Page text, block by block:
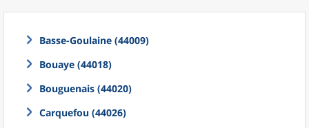
Basse-Goulaine (44009)
Bouaye (44018)
Bouguenais (44020)
Carquefou (44026)